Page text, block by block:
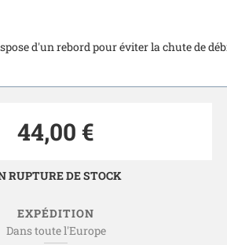
d'un rebord pour éviter la chute de
44,00 €
RUPTURE DE STOCK
EXPÉDITION
Dans toute l'Europe